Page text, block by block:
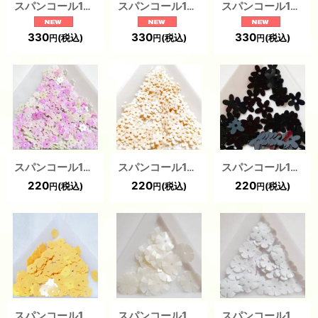
スパンコール1762 プラム6mm ゴールド1g
330円 (税込)
スパンコール1761 プラム6mm アイボリーAB1g
330円 (税込)
スパンコール1760 プラム6mm ホワイト1g
330円 (税込)
スパンコール1847 六弁花4mm ホワイトAB 1g
220円 (税込)
スパンコール1411 フラワー5mm ホワイト1g
220円 (税込)
スパンコール1413 フラワー10mm ブラック1g
220円 (税込)